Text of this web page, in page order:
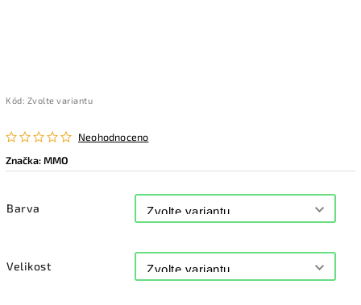
Kód: Zvolte variantu
Neohodnoceno
Značka:MMO
Barva
Velikost